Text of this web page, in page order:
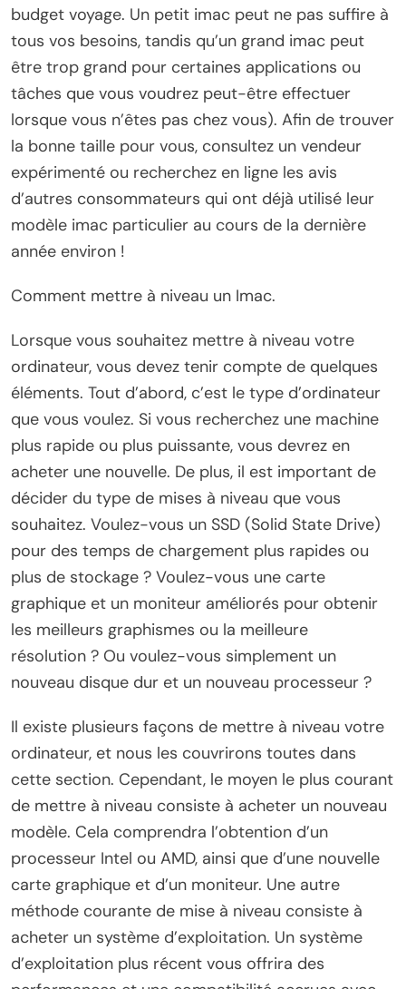
budget voyage. Un petit imac peut ne pas suffire à
tous vos besoins, tandis qu’un grand imac peut
être trop grand pour certaines applications ou
tâches que vous voudrez peut-être effectuer
lorsque vous n’êtes pas chez vous). Afin de trouver
la bonne taille pour vous, consultez un vendeur
expérimenté ou recherchez en ligne les avis
d’autres consommateurs qui ont déjà utilisé leur
modèle imac particulier au cours de la dernière
année environ !
Comment mettre à niveau un Imac.
Lorsque vous souhaitez mettre à niveau votre
ordinateur, vous devez tenir compte de quelques
éléments. Tout d’abord, c’est le type d’ordinateur
que vous voulez. Si vous recherchez une machine
plus rapide ou plus puissante, vous devrez en
acheter une nouvelle. De plus, il est important de
décider du type de mises à niveau que vous
souhaitez. Voulez-vous un SSD (Solid State Drive)
pour des temps de chargement plus rapides ou
plus de stockage ? Voulez-vous une carte
graphique et un moniteur améliorés pour obtenir
les meilleurs graphismes ou la meilleure
résolution ? Ou voulez-vous simplement un
nouveau disque dur et un nouveau processeur ?
Il existe plusieurs façons de mettre à niveau votre
ordinateur, et nous les couvrirons toutes dans
cette section. Cependant, le moyen le plus courant
de mettre à niveau consiste à acheter un nouveau
modèle. Cela comprendra l’obtention d’un
processeur Intel ou AMD, ainsi que d’une nouvelle
carte graphique et d’un moniteur. Une autre
méthode courante de mise à niveau consiste à
acheter un système d’exploitation. Un système
d’exploitation plus récent vous offrira des